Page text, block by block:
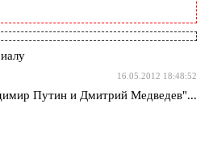
16.05.2012 18:48:52
Путин и Дмитрий Медведев"...